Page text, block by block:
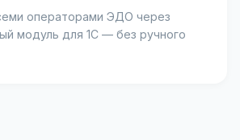
операторами ЭДО через
модуль для 1С — без ручного